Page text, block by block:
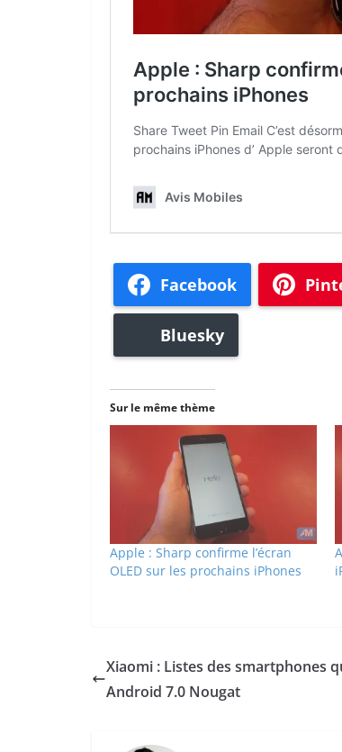
Facebook
Bluesky
Sur le même thème
Apple : Sharp confirme l’écran
OLED sur les prochains iPhones
Xiaomi : Listes des smartphones
Android 7.0 Nougat